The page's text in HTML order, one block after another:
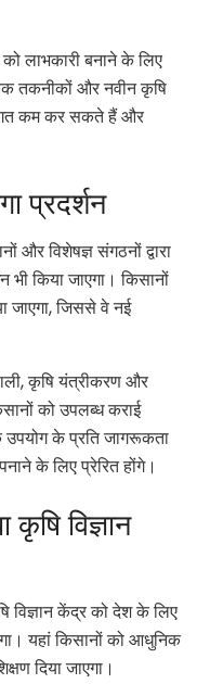
को लाभकारी बनाने के लिए
तकनीकों और नवीन कृषि
कम कर सकते हैं और
प्रदर्शन
और विशेषज्ञ संगठनों द्वारा
किया जाएगा। किसानों
जाएगा, जिससे वे नई
कृषि यंत्रीकरण और
को उपलब्ध कराई
के प्रति जागरूकता
के लिए प्रेरित होंगे।
विज्ञान
विज्ञान केंद्र को देश के लिए
यहां किसानों को आधुनिक
दिया जाएगा।